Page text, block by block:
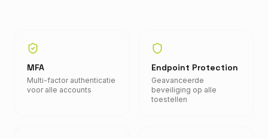
MFA
Multi-factor authenticatie
voor alle accounts
Endpoint Protection
Geavanceerde
beveiliging op alle
toestellen